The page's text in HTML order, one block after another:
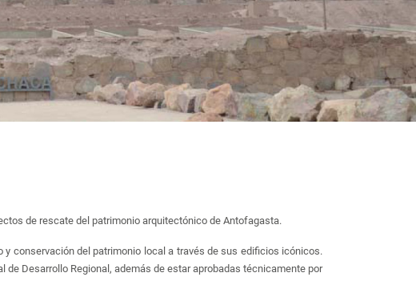
de rescate del patrimonio arquitectónico de Antofagasta.
conservación del patrimonio local a través de sus edificios icónicos.
de Desarrollo Regional, además de estar aprobadas técnicamente por